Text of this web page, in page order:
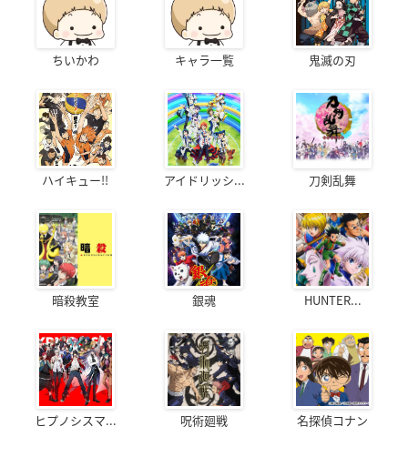
ちいかわ キャラ一覧 鬼滅の刃
ハイキュー!! アイドリッシ... 刀剣乱舞
暗殺教室 銀魂 HUNTER...
ヒプノシスマ... 呪術廻戦 名探偵コナン